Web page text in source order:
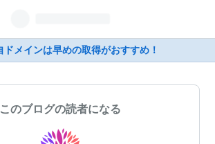
ドメインは早めの取得がおすすめ！
このブログの読者になる